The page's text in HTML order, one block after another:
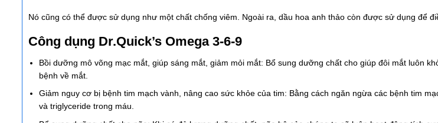
Nó cũng có thể được sử dụng như một chất chống viêm. Ngoài ra, dầu hoa anh thảo còn được sử dụng để
Công dụng Dr.Quick’s Omega 3-6-9
Bồi dưỡng mô võng mạc mắt, giúp sáng mắt, giảm mỏi mắt: Bổ sung dưỡng chất cho giúp đôi mắt luôn
bệnh về mắt.
Giảm nguy cơ bị bệnh tim mạch vành, nâng cao sức khỏe của tim: Bằng cách ngăn ngừa các bệnh tim
và triglyceride trong máu.